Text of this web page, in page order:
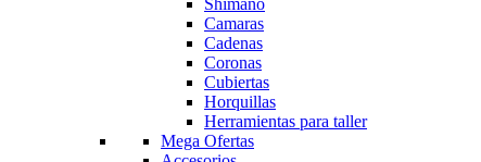
Shimano
Camaras
Cadenas
Coronas
Cubiertas
Horquillas
Herramientas para taller
Mega Ofertas